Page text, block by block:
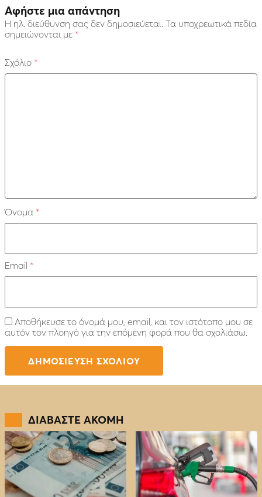
Αφήστε μια απάντηση
Η ηλ. διεύθυνση σας δεν δημοσιεύεται. Τα υποχρεωτικά πεδία
σημειώνονται με *
Σχόλιο *
Όνομα *
Email *
Αποθήκευσε το όνομά μου, email, και τον ιστότοπο μου σε
αυτόν τον πλοηγό για την επόμενη φορά που θα σχολιάσω.
ΔΙΑΒΑΣΤΕ ΑΚΟΜΗ